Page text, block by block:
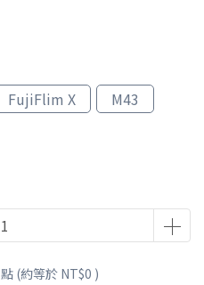
FujiFlim X
M43
點 (約等於 NT$0 )